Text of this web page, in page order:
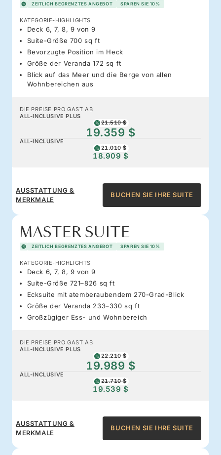
ZEITLICH BEGRENZTES ANGEBOT SPAREN SIE 10%
KATEGORIE-HIGHLIGHTS
Deck 6, 7, 8, 9 von 9
Suite-Größe 700 sq ft
Bevorzugte Position im Heck
Größe der Veranda 172 sq ft
Blick auf das Meer und die Berge von allen
Wohnbereichen aus
DIE PREISE PRO GAST AB
ALL-INCLUSIVE PLUS
21.510 $
19.359 $
ALL-INCLUSIVE
21.010 $
18.909 $
AUSSTATTUNG &
MERKMALE
BUCHEN SIE IHRE SUITE
MASTER SUITE
ZEITLICH BEGRENZTES ANGEBOT SPAREN SIE 10%
KATEGORIE-HIGHLIGHTS
Deck 6, 7, 8, 9 von 9
Suite-Größe 721–826 sq ft
Ecksuite mit atemberaubendem 270-Grad-Blick
Größe der Veranda 233–330 sq ft
Großzügiger Ess- und Wohnbereich
DIE PREISE PRO GAST AB
ALL-INCLUSIVE PLUS
22.210 $
19.989 $
ALL-INCLUSIVE
21.710 $
19.539 $
AUSSTATTUNG &
MERKMALE
BUCHEN SIE IHRE SUITE